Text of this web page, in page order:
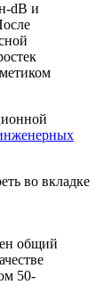
dB и
во вкладке
общий
50-